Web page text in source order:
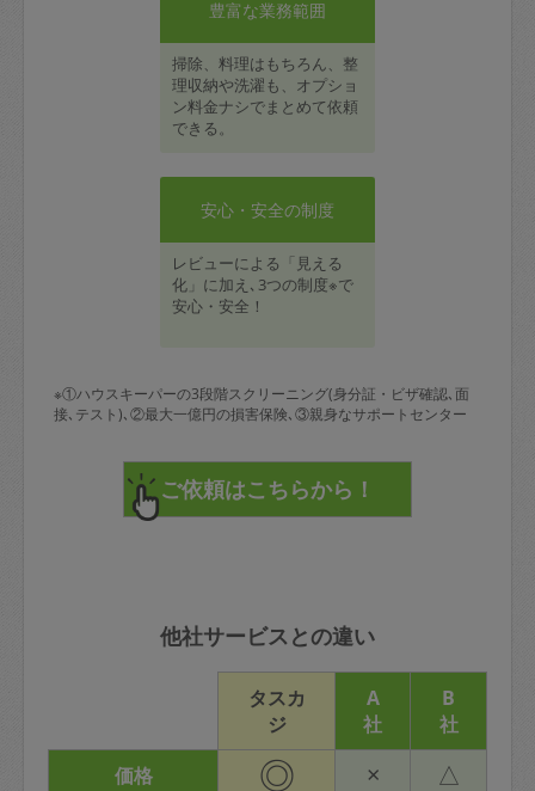
豊富な業務範囲
掃除、料理はもちろん、整
理収納や洗濯も、オプショ
ン料金ナシでまとめて依頼
できる。
安心・安全の制度
レビューによる「見える
化」に加え､3つの制度※で
安心・安全！
※①ハウスキーパーの3段階スクリーニング(身分証・ビザ確認､面
接､テスト)､②最大一億円の損害保険､③親身なサポートセンター
他社サービスとの違い
タスカ
ジ
A
社
B
社
価格
◎ × △